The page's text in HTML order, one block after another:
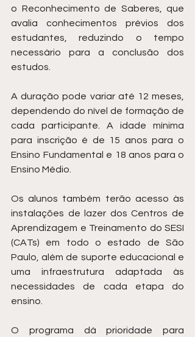
o Reconhecimento de Saberes, que
avalia conhecimentos prévios dos
estudantes, reduzindo o tempo
necessário para a conclusão dos
estudos.
A duração pode variar até 12 meses,
dependendo do nível de formação de
cada participante. A idade mínima
para inscrição é de 15 anos para o
Ensino Fundamental e 18 anos para o
Ensino Médio.
Os alunos também terão acesso às
instalações de lazer dos Centros de
Aprendizagem e Treinamento do SESI
(CATs) em todo o estado de São
Paulo, além de suporte educacional e
uma infraestrutura adaptada às
necessidades de cada etapa do
ensino.
O programa dá prioridade para